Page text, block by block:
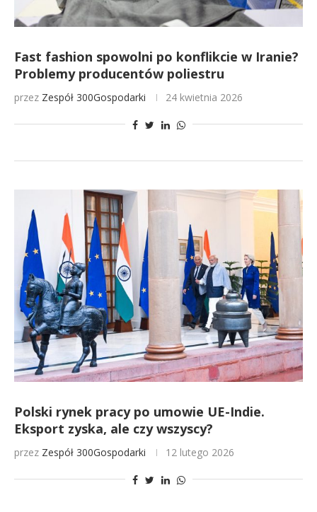
Fast fashion spowolni po konflikcie w Iranie?
Problemy producentów poliestru
przez Zespół 300Gospodarki 24 kwietnia 2026
Polski rynek pracy po umowie UE-Indie.
Eksport zyska, ale czy wszyscy?
przez Zespół 300Gospodarki 12 lutego 2026